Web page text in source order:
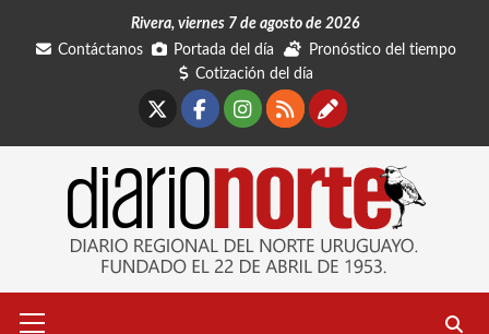
Rivera, viernes 7 de agosto de 2026
Contáctanos
Portada del día
Pronóstico del tiempo
Cotización del día
Facebook
Instagram
RSSContáctanos
primario